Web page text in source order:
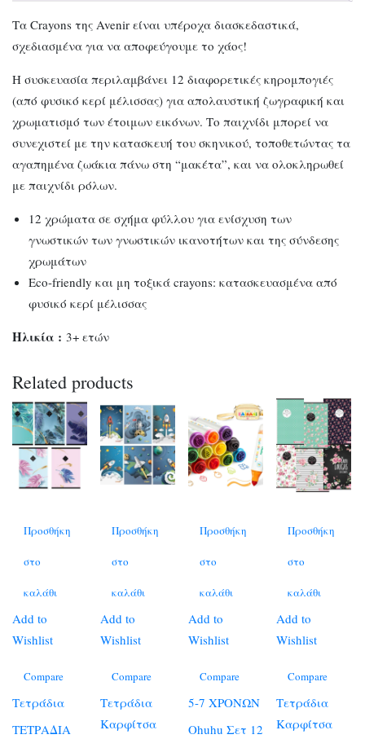
Τα Crayons της Avenir είναι υπέροχα διασκεδαστικά,
σχεδιασμένα για να αποφεύγουμε το χάος!
Η συσκευασία περιλαμβάνει 12 διαφορετικές κηρομπογιές
(από φυσικό κερί μέλισσας) για απολαυστική ζωγραφική και
χρωματισμό των έτοιμων εικόνων. Το παιχνίδι μπορεί να
συνεχιστεί με την κατασκευή του σκηνικού, τοποθετώντας τα
αγαπημένα ζωάκια πάνω στη “μακέτα”, και να ολοκληρωθεί
με παιχνίδι ρόλων.
12 χρώματα σε σχήμα φύλλου για ενίσχυση των
γνωστικών των γνωστικών ικανοτήτων και της σύνδεσης
χρωμάτων
Eco-friendly και μη τοξικά crayons: κατασκευασμένα από
φυσικό κερί μέλισσας
Ηλικία : 3+ ετών
Related products
Προσθήκη
στο
καλάθι
Add to
Wishlist
Compare
Τετράδια
ΤΕΤΡΑΔΙΑ
Προσθήκη
στο
καλάθι
Add to
Wishlist
Compare
Τετράδια
Καρφίτσα
Προσθήκη
στο
καλάθι
Add to
Wishlist
Compare
5-7 ΧΡΟΝΩΝ
Ohuhu Σετ 12
Προσθήκη
στο
καλάθι
Add to
Wishlist
Compare
Τετράδια
Καρφίτσα